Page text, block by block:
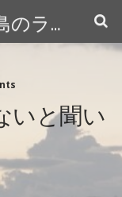
ぶるぼん企画室 | 広島のライター＆カメラマン
いと聞い